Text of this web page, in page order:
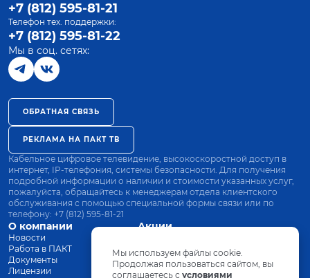
О компании
Новости
Работа в ПАКТ
Документы
Лицензии
Акции
Оплата
Оборудование
+7 (812) 595-81-21
Телефон тех. поддержки:
+7 (812) 595-81-22
Мы в соц. сетях:
ОБРАТНАЯ СВЯЗЬ
РЕКЛАМА НА ПАКТ ТВ
Кабельное цифровое телевидение, высокоскоростной доступ в
интернет, IP-телефония, системы безопасности. Для получения
подробной информации о наличии и стоимости указанных услуг,
пожалуйста, обращайтесь к менеджерам отдела клиентского
обслуживания с помощью специальной формы связи или по
телефону: +7 (812) 595-81-21
Мы используем файлы cookie.
Продолжая пользоваться сайтом, вы
соглашаетесь с условиями